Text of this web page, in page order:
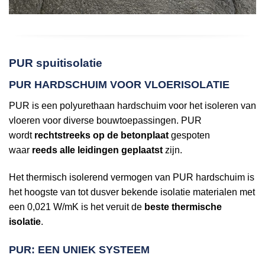
PUR spuitisolatie
PUR HARDSCHUIM VOOR VLOERISOLATIE
PUR is een polyurethaan hardschuim voor het isoleren van
vloeren voor diverse bouwtoepassingen. PUR
wordt rechtstreeks op de betonplaat gespoten
waar reeds alle leidingen geplaatst zijn.
Het thermisch isolerend vermogen van PUR hardschuim is
het hoogste van tot dusver bekende isolatie materialen met
een 0,021 W/mK is het veruit de beste thermische
isolatie.
PUR: EEN UNIEK SYSTEEM